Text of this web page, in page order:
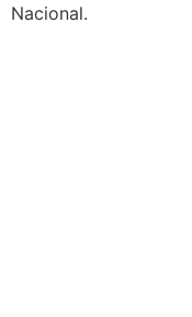
Nacional.